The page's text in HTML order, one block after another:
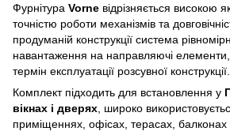
Фурнітура Vorne відрізняється високою
точністю роботи механізмів та
продуманій конструкції система
навантаження на направляючі
термін експлуатації розсувної конструкції.
Комплект підходить для встановлення у
вікнах і дверях , широко
приміщеннях, офісах, терасах, балконах